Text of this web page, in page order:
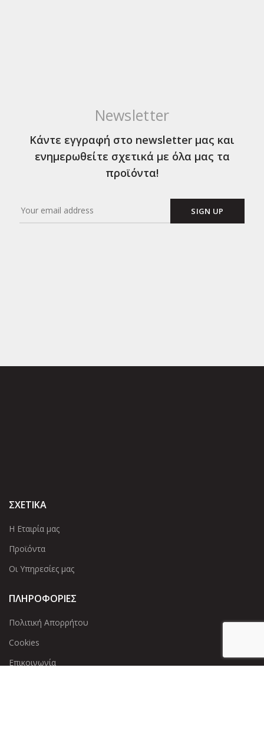
Newsletter
Κάντε εγγραφή στο newsletter μας και
ενημερωθείτε σχετικά με όλα μας τα
προϊόντα!
ΣΧΕΤΙΚΑ
Η Εταιρία μας
Προϊόντα
Οι Υπηρεσίες μας
ΠΛΗΡΟΦΟΡΙΕΣ
Πολιτική Απορρήτου
Cookies
Επικοινωνία